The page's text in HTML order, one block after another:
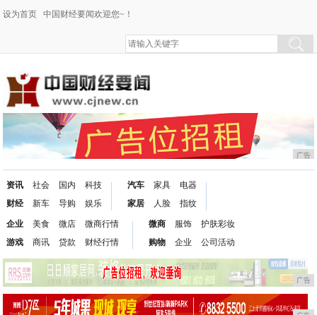
设为首页 中国财经要闻欢迎您~！
广告
资讯
财经
社会
新车
国内
导购
科技
娱乐
汽车
家居
家具
人脸
电器
指纹
企业
游戏
美食
商讯
微店
贷款
微商行情
财经行情
微商
购物
服饰
企业
护肤彩妆
公司活动
广告